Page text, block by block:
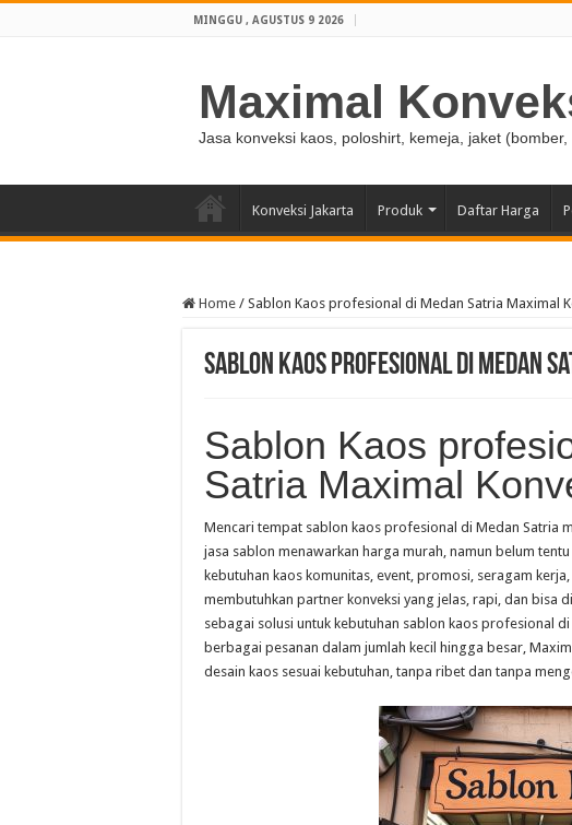
MINGGU , AGUSTUS 9 2026
Maximal
Jasa konveksi kaos, poloshirt, kemeja, jaket
Konveksi Jakarta Produk Daftar Harga
Home / Sablon Kaos profesional di Medan Satria Maximal
Sablon Kaos profesional di Medan
Sablon Kaos
Satria Maximal
Mencari tempat sablon kaos profesional di Medan Satria
jasa sablon menawarkan harga murah, namun belum
kebutuhan kaos komunitas, event, promosi, seragam
membutuhkan partner konveksi yang jelas, rapi, dan bisa
sebagai solusi untuk kebutuhan sablon kaos profesional
berbagai pesanan dalam jumlah kecil hingga besar,
desain kaos sesuai kebutuhan, tanpa ribet dan tanpa